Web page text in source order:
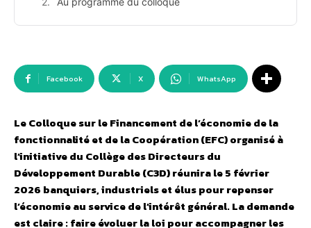
Facebook X WhatsApp
Le Colloque sur le Financement de l’économie de la
fonctionnalité et de la Coopération (EFC) organisé à
l’initiative du Collège des Directeurs du
Développement Durable (C3D) réunira le 5 février
2026 banquiers, industriels et élus pour repenser
l’économie au service de l’intérêt général. La demande
est claire : faire évoluer la loi pour accompagner les